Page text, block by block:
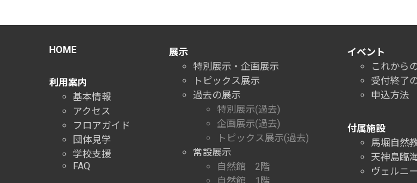
HOME
利用案内
基本情報
アクセス
フロアガイド
団体見学
学校支援
FAQ
展示
特別展示・企画展示
トピックス展示
過去の展示
特別展示(過去)
企画展示(過去)
トピックス展示(過去)
常設展示
自然館 2階
イベント
これから
受付終了
申込方法
付属施設
馬堀自然
天神島臨
ヴェルニ